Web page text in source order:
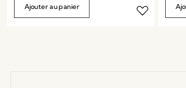
Ajouter au panier